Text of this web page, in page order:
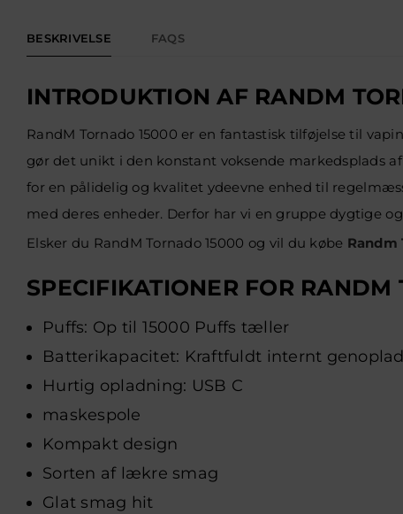
BESKRIVELSE FAQS
INTRODUKTION AF RANDM
RandM Tornado 15000 er en fantastisk tilføjelse til
gør det unikt i den konstant voksende markedsplads
for en pålidelig og kvalitet ydeevne enhed til
med deres enheder. Derfor har vi en gruppe dygtige
Elsker du RandM Tornado 15000 og vil du købe Randm
SPECIFIKATIONER FOR
Puffs: Op til 15000 Puffs tæller
Batterikapacitet: Kraftfuldt internt
Hurtig opladning: USB C
maskespole
Kompakt design
Sorten af lækre smag
Glat smag hit